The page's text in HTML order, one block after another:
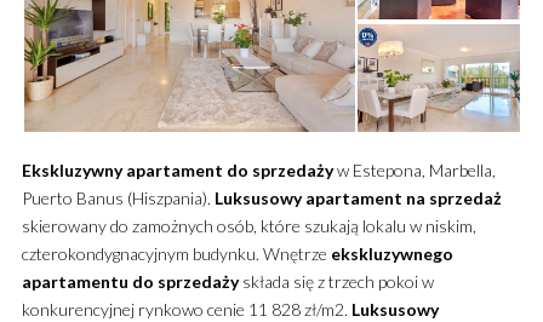
Ekskluzywny apartament do sprzedażyw Estepona, Marbella,
Puerto Banus (Hiszpania). Luksusowy apartament na sprzedaż
skierowany do zamożnych osób, które szukają lokalu w niskim,
czterokondygnacyjnym budynku. Wnętrze ekskluzywnego
apartamentu do sprzedażyskłada się z trzech pokoi w
konkurencyjnej rynkowo cenie 11 828 zł/m2. Luksusowy